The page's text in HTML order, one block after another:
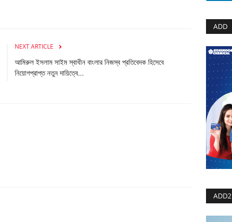
NEXT ARTICLE
আমিরুল ইসলাম সাইম স্বাধীন বাংলার নিজস্ব প্রতিবেদক হিসেবে
নিয়োগপ্রাপ্ত নতুন দায়িত্বে...
ADD
ADD2